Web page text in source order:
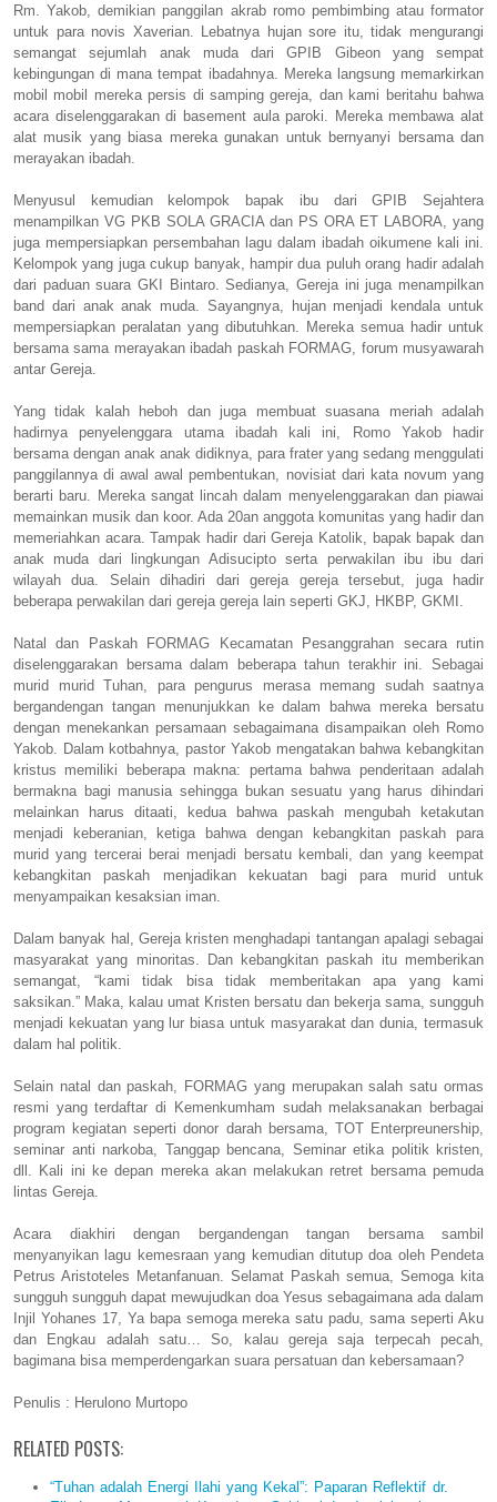
Rm. Yakob, demikian panggilan akrab romo pembimbing atau formator
untuk para novis Xaverian. Lebatnya hujan sore itu, tidak mengurangi
semangat sejumlah anak muda dari GPIB Gibeon yang sempat
kebingungan di mana tempat ibadahnya. Mereka langsung memarkirkan
mobil mobil mereka persis di samping gereja, dan kami beritahu bahwa
acara diselenggarakan di basement aula paroki. Mereka membawa alat
alat musik yang biasa mereka gunakan untuk bernyanyi bersama dan
merayakan ibadah.
Menyusul kemudian kelompok bapak ibu dari GPIB Sejahtera
menampilkan VG PKB SOLA GRACIA dan PS ORA ET LABORA, yang
juga mempersiapkan persembahan lagu dalam ibadah oikumene kali ini.
Kelompok yang juga cukup banyak, hampir dua puluh orang hadir adalah
dari paduan suara GKI Bintaro. Sedianya, Gereja ini juga menampilkan
band dari anak anak muda. Sayangnya, hujan menjadi kendala untuk
mempersiapkan peralatan yang dibutuhkan. Mereka semua hadir untuk
bersama sama merayakan ibadah paskah FORMAG, forum musyawarah
antar Gereja.
Yang tidak kalah heboh dan juga membuat suasana meriah adalah
hadirnya penyelenggara utama ibadah kali ini, Romo Yakob hadir
bersama dengan anak anak didiknya, para frater yang sedang menggulati
panggilannya di awal awal pembentukan, novisiat dari kata novum yang
berarti baru. Mereka sangat lincah dalam menyelenggarakan dan piawai
memainkan musik dan koor. Ada 20an anggota komunitas yang hadir dan
memeriahkan acara. Tampak hadir dari Gereja Katolik, bapak bapak dan
anak muda dari lingkungan Adisucipto serta perwakilan ibu ibu dari
wilayah dua. Selain dihadiri dari gereja gereja tersebut, juga hadir
beberapa perwakilan dari gereja gereja lain seperti GKJ, HKBP, GKMI.
Natal dan Paskah FORMAG Kecamatan Pesanggrahan secara rutin
diselenggarakan bersama dalam beberapa tahun terakhir ini. Sebagai
murid murid Tuhan, para pengurus merasa memang sudah saatnya
bergandengan tangan menunjukkan ke dalam bahwa mereka bersatu
dengan menekankan persamaan sebagaimana disampaikan oleh Romo
Yakob. Dalam kotbahnya, pastor Yakob mengatakan bahwa kebangkitan
kristus memiliki beberapa makna: pertama bahwa penderitaan adalah
bermakna bagi manusia sehingga bukan sesuatu yang harus dihindari
melainkan harus ditaati, kedua bahwa paskah mengubah ketakutan
menjadi keberanian, ketiga bahwa dengan kebangkitan paskah para
murid yang tercerai berai menjadi bersatu kembali, dan yang keempat
kebangkitan paskah menjadikan kekuatan bagi para murid untuk
menyampaikan kesaksian iman.
Dalam banyak hal, Gereja kristen menghadapi tantangan apalagi sebagai
masyarakat yang minoritas. Dan kebangkitan paskah itu memberikan
semangat, “kami tidak bisa tidak memberitakan apa yang kami
saksikan.” Maka, kalau umat Kristen bersatu dan bekerja sama, sungguh
menjadi kekuatan yang lur biasa untuk masyarakat dan dunia, termasuk
dalam hal politik.
Selain natal dan paskah, FORMAG yang merupakan salah satu ormas
resmi yang terdaftar di Kemenkumham sudah melaksanakan berbagai
program kegiatan seperti donor darah bersama, TOT Enterpreunership,
seminar anti narkoba, Tanggap bencana, Seminar etika politik kristen,
dll. Kali ini ke depan mereka akan melakukan retret bersama pemuda
lintas Gereja.
Acara diakhiri dengan bergandengan tangan bersama sambil
menyanyikan lagu kemesraan yang kemudian ditutup doa oleh Pendeta
Petrus Aristoteles Metanfanuan. Selamat Paskah semua, Semoga kita
sungguh sungguh dapat mewujudkan doa Yesus sebagaimana ada dalam
Injil Yohanes 17, Ya bapa semoga mereka satu padu, sama seperti Aku
dan Engkau adalah satu… So, kalau gereja saja terpecah pecah,
bagimana bisa memperdengarkan suara persatuan dan kebersamaan?
Penulis : Herulono Murtopo
RELATED POSTS:
“Tuhan adalah Energi Ilahi yang Kekal”: Paparan Reflektif dr.